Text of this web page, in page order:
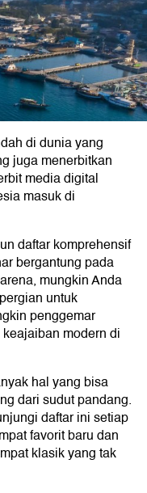
di dunia yang
juga menerbitkan
media digital
masuk di
daftar komprehensif
bergantung pada
mungkin Anda
untuk
penggemar
modern di
hal yang bisa
dari sudut pandang.
daftar ini setiap
favorit baru dan
klasik yang tak